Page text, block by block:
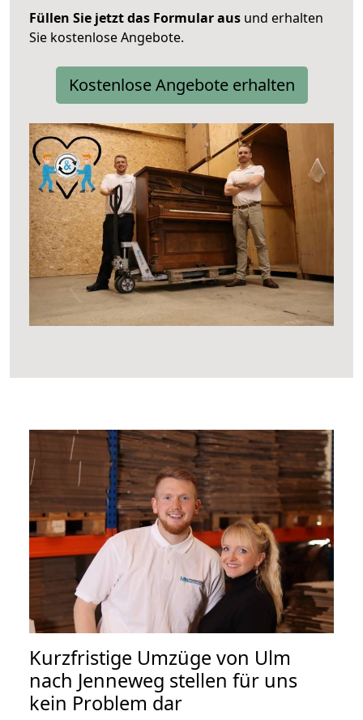
Füllen Sie jetzt das Formular aus und erhalten
Sie kostenlose Angebote.
Kostenlose Angebote erhalten
Kurzfristige Umzüge von Ulm
nach Jenneweg stellen für uns
kein Problem dar